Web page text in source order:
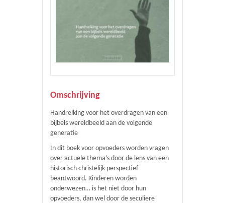
Omschrijving
Handreiking voor het overdragen van een
bijbels wereldbeeld aan de volgende
generatie
In dit boek voor opvoeders worden vragen
over actuele thema’s door de lens van een
historisch christelijk perspectief
beantwoord. Kinderen worden
onderwezen… is het niet door hun
opvoeders, dan wel door de seculiere